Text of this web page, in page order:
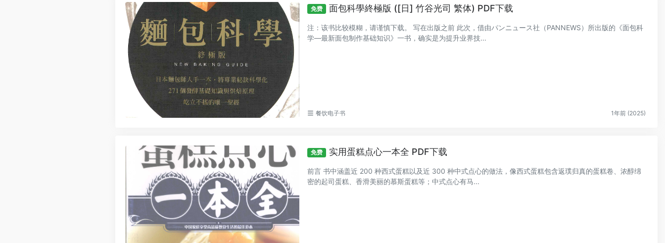
免费 面包科學終極版 ([日] 竹谷光司 繁体) PDF下载
注：该书比较模糊，请谨慎下载。 写在出版之前 此次，借由パンニュース社（PANNEWS）所出版的《面包科
学—最新面包制作基础知识》一书，确实是为提升业界技...
餐饮电子书 1年前 (2025)
免费 实用蛋糕点心一本全 PDF下载
前言 书中涵盖近 200 种西式蛋糕以及近 300 种中式点心的做法，像西式蛋糕包含返璞归真的蛋糕卷、浓醇绵
密的起司蛋糕、香滑美丽的慕斯蛋糕等；中式点心有马...